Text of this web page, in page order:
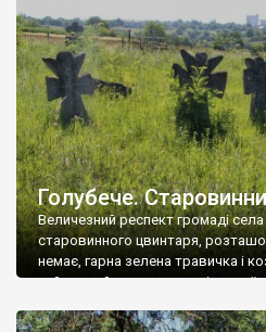
Голубече.
Величезний респект громаді
старовинного цвинтаря,
немає, гарна зелена травичка і
найкращий регулятор
бруньками, кози ті бруньки